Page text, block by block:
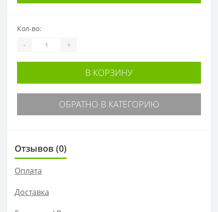
Кол-во:
- +
В КОРЗИНУ
ОБРАТНО В КАТЕГОРИЮ
Отзывов (0)
Оплата
Доставка